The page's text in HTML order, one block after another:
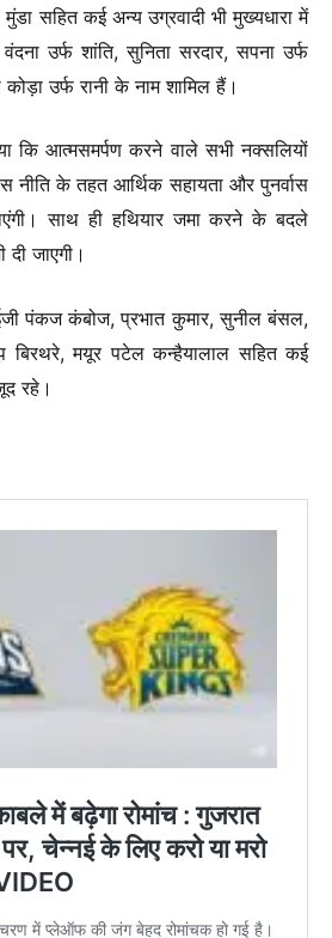
मुंडा सहित कई अन्य उग्रवादी भी मुख्यधारा में
उर्फ शांति, सुनिता सरदार, सपना उर्फ
उर्फ रानी के नाम शामिल हैं।
कि आत्मसमर्पण करने वाले सभी नक्सलियों
नीति के तहत आर्थिक सहायता और पुनर्वास
साथ ही हथियार जमा करने के बदले
दी जाएगी।
पंकज कंबोज, प्रभात कुमार, सुनील बंसल,
बिरथरे, मयूर पटेल कन्हैयालाल सहित कई
रहे।